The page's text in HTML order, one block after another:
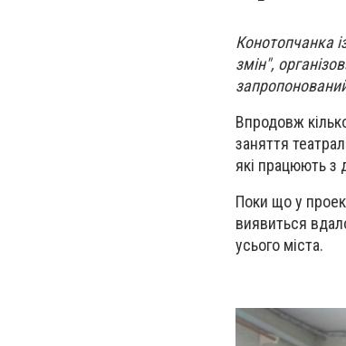
Конотопчанка
змін",
Впродовж
заняття
які працюють з
Поки що у
виявиться
усього міста.